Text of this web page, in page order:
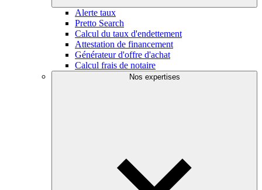
Alerte taux
Pretto Search
Calcul du taux d'endettement
Attestation de financement
Générateur d'offre d'achat
Calcul frais de notaire
Nos expertises